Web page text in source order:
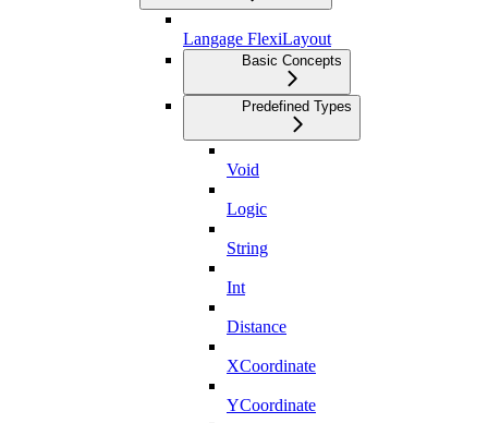
Langage FlexiLayout
Basic Concepts
Predefined Types
Void
Logic
String
Int
Distance
XCoordinate
YCoordinate